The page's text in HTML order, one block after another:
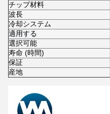
チップ材料
波長
冷却システム
適用する
選択可能
寿命 (時間)
保証
産地